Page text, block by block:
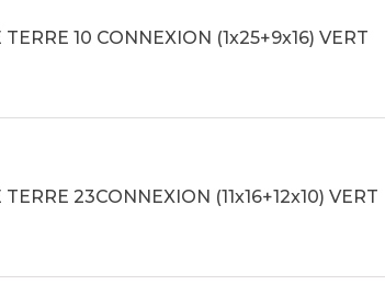
10 CONNEXION (1x25+9x16) VERT
23CONNEXION (11x16+12x10) VERT